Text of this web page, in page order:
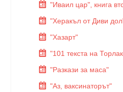
"Иваил цар", книга
"Херакъл от Диви
"Хазарт"
"101 текста на
"Разкази за маса"
"Аз, ваксинаторът"